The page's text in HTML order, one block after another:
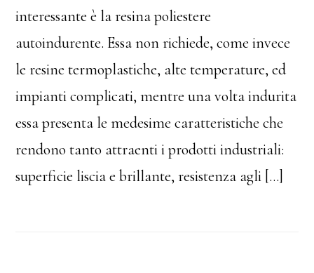
interessante è la resina poliestere
autoindurente. Essa non richiede, come invece
le resine termoplastiche, alte temperature, ed
impianti complicati, mentre una volta indurita
essa presenta le medesime caratteristiche che
rendono tanto attraenti i prodotti industriali:
superficie liscia e brillante, resistenza agli […]